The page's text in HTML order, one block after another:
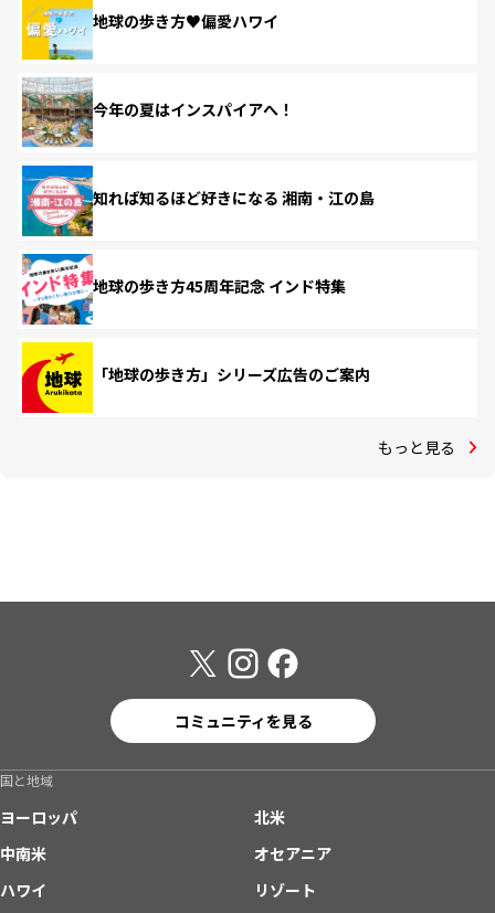
地球の歩き方♥偏愛ハワイ
今年の夏はインスパイアへ！
知れば知るほど好きになる 湘南・江の島
地球の歩き方45周年記念 インド特集
「地球の歩き方」シリーズ広告のご案内
もっと見る
コミュニティを見る
国と地域
ヨーロッパ
北米
中南米
オセアニア
ハワイ
リゾート